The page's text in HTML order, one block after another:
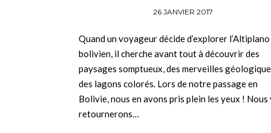
26 JANVIER 2017
Quand un voyageur décide d’explorer l’Altiplano
bolivien, il cherche avant tout à découvrir des
paysages somptueux, des merveilles
des lagons colorés. Lors de notre passage en
Bolivie, nous en avons pris plein les yeux ! Nous
retournerons…